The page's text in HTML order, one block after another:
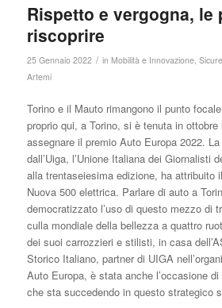
Rispetto e vergogna, le
riscoprire
25 Gennaio 2022 / in Mobilità e Innovazione,
Artemi
Torino e il Mauto rimangono il punto
proprio qui, a Torino, si è tenuta in
assegnare il premio Auto Europa 2022.
dall’Uiga, l’Unione Italiana dei Giornalisti
alla trentaseiesima edizione, ha attribuito
Nuova 500 elettrica. Parlare di auto a
democratizzato l’uso di questo mezzo di
culla mondiale della bellezza a quattro
dei suoi carrozzieri e stilisti, in casa
Storico Italiano, partner di UIGA
Auto Europa, è stata anche l’occasione
che sta succedendo in questo strategico